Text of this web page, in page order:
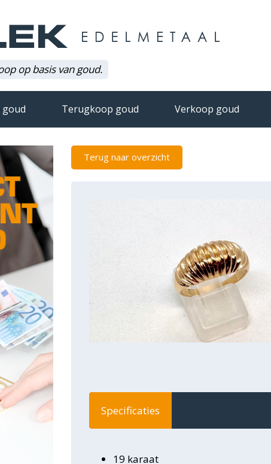
op basis van goud.
Terugkoop goud Verkoop goud
Terug naar overzicht
Specificaties
19 karaat